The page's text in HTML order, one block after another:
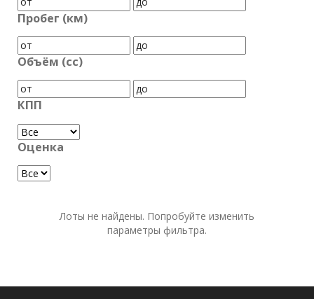
Пробег (км)
Объём (cc)
КПП
Оценка
Лоты не найдены. Попробуйте изменить
параметры фильтра.